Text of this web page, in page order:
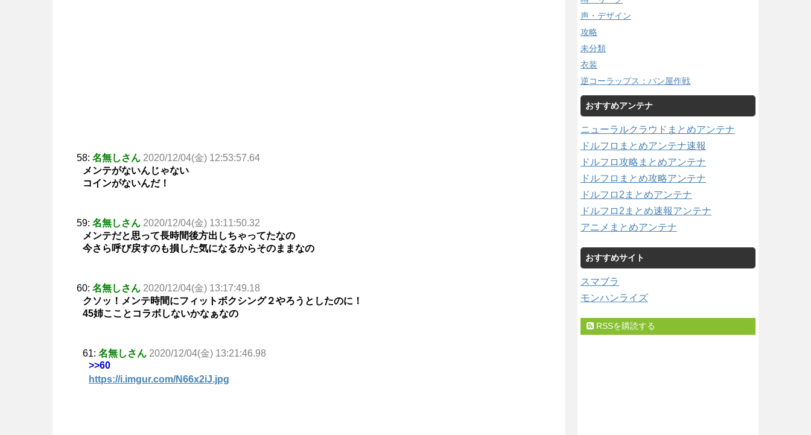
58: 名無しさん 2020/12/04(金) 12:53:57.64
メンテがないんじゃない
コインがないんだ！
59: 名無しさん 2020/12/04(金) 13:11:50.32
メンテだと思って長時間後方出しちゃってたなの
今さら呼び戻すのも損した気になるからそのままなの
60: 名無しさん 2020/12/04(金) 13:17:49.18
クソッ！メンテ時間にフィットボクシング２やろうとしたのに！
45姉こことコラボしないかなぁなの
61: 名無しさん 2020/12/04(金) 13:21:46.98
>>60
https://i.imgur.com/N66x2iJ.jpg
声・デザイン
攻略
未分類
衣装
逆コーラップス：パン屋作戦
おすすめアンテナ
ニューラルクラウドまとめアンテナ
ドルフロまとめアンテナ速報
ドルフロ攻略まとめアンテナ
ドルフロまとめ攻略アンテナ
ドルフロ2まとめアンテナ
ドルフロ2まとめ速報アンテナ
アニメまとめアンテナ
おすすめサイト
スマブラ
モンハンライズ
RSSを購読する